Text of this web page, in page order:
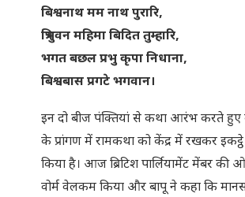
बिश्वनाथ मम नाथ पुरारि,
त्रिभुवन महिमा बिदित तुम्हारि,
भगत बछल प्रभु कृपा निधाना,
बिश्वबास प्रगटे भगवान।
इन दो बीज पंक्तियां से कथा आरंभ करते हुए
के प्रांगण में रामकथा को केंद्र में रखकर
किया है। आज ब्रिटिश पार्लियामेंट मेंबर की
वोर्म वेलकम किया और बापू ने कहा कि